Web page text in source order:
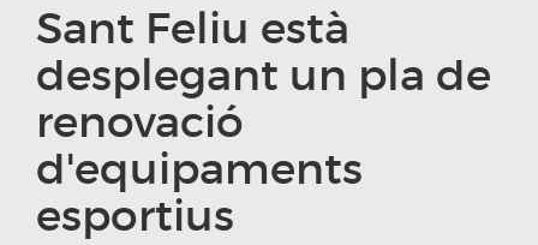
Sant Feliu està
desplegant un pla de
renovació
d'equipaments
esportius